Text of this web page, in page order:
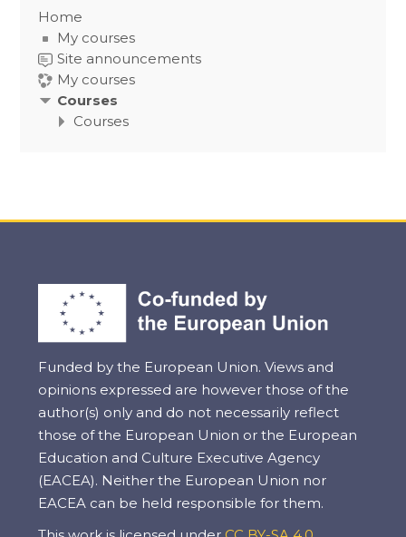
Home
My courses
Site announcements
My courses
Courses
Courses
Funded by the European Union. Views and
opinions expressed are however those of the
author(s) only and do not necessarily reflect
those of the European Union or the European
Education and Culture Executive Agency
(EACEA). Neither the European Union nor
EACEA can be held responsible for them.